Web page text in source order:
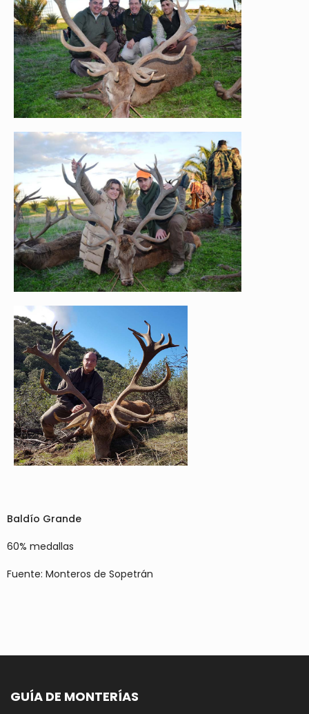
Baldío Grande
60% medallas
Fuente: Monteros de Sopetrán
GUÍA DE MONTERÍAS